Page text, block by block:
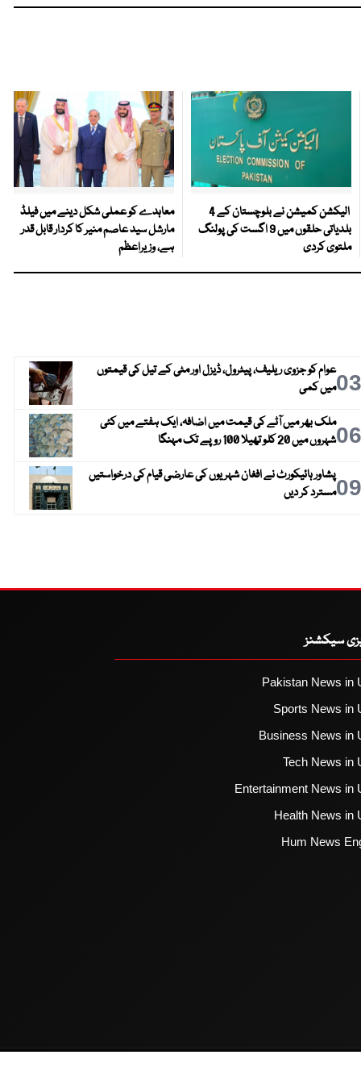
الیکشن کمیشن نے بلوچستان کے 4
بلدیاتی حلقوں میں 9 اگست کی پولنگ
ملتوی کردی
معاہدے کو عملی شکل دینے میں فیلڈ
مارشل سید عاصم منیر کا کردار قابل قدر
ہے، وزیراعظم
03عوام کو جزوی ریلیف، پیٹرول، ڈیزل اور مٹی کے تیل کی قیمتوں
میں کمی
06ملک بھر میں آٹے کی قیمت میں اضافہ، ایک ہفتے میں کئی
شہروں میں 20 کلو تھیلا 100 روپے تک مہنگا
09پشاور ہائیکورٹ نے افغان شہریوں کی عارضی قیام کی درخواستیں
مسترد کر دیں
سیکشنز
Pakistan News in
Sports News in
Business News in
Tech News in
Entertainment News in
Health News in
Hum News